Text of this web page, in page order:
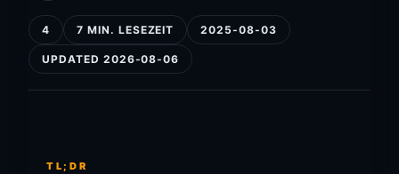
4 7 MIN. LESEZEIT 2025-08-03
UPDATED 2026-08-06
TL;DR